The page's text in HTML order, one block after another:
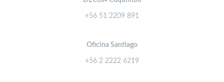
+56 51 2209 891
Oficina Santiago
+56 2 2222 6219